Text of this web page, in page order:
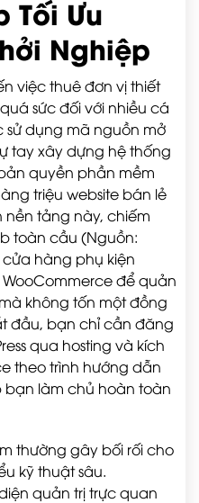
Tối Ưu
Nghiệp
việc thuê đơn vị thiết
sức đối với nhiều cá
sử dụng mã nguồn mở
tay xây dựng hệ thống
quyền phần mềm
triệu website bán lẻ
tảng này, chiếm
toàn cầu (Nguồn:
cửa hàng phụ kiện
để quản
không tốn một đồng
đầu, bạn chỉ cần đăng
qua hosting và kích
theo trình hướng dẫn
bạn làm chủ hoàn toàn
thường gây bối rối cho
kỹ thuật sâu.
quản trị trực quan